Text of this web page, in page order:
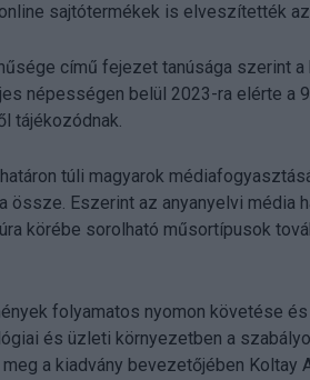
sajtótermékek is elveszítették
című fejezet tanúsága szerint
népességen belül 2023-ra elérte a
tájékozódnak.
túli magyarok
össze. Eszerint az anyanyelvi
körébe sorolható műsortípusok
folyamatos nyomon követése
és üzleti környezetben a
a kiadvány bevezetőjében